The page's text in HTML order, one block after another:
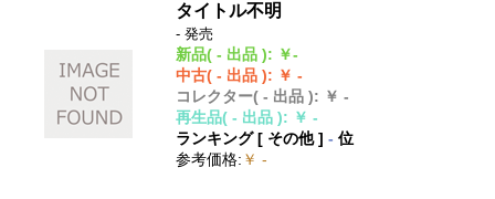
タイトル不明
- 発売
新品( - 出品 ): ￥-
中古( - 出品 ): ￥ -
コレクター( - 出品 ): ￥ -
再生品( - 出品 ): ￥ -
ランキング [ その他]- 位
参考価格: ￥ -